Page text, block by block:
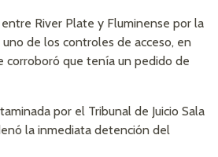
River Plate y Fluminense por la
de los controles de acceso, en
corroboró que tenía un pedido de
por el Tribunal de Juicio Sala
la inmediata detención del